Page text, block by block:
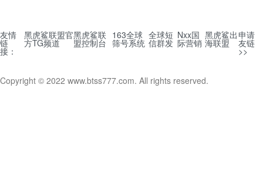
友情
链
接：
黑虎鲨联盟官
方TG频道
黑虎鲨联
盟控制台
163全球
筛号系统
全球短
信群发
Nxx国
际营销
黑虎鲨出
海联盟
申请
友链
>>
Copyright © 2022 www.btss777.com. All rights reserved.